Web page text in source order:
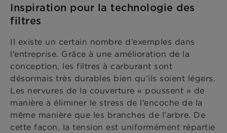
Inspiration pour la technologie des
filtres
Il existe un certain nombre d’exemples dans
l’entreprise. Grâce à une amélioration de la
conception, les filtres à carburant sont
désormais très durables bien qu’ils soient légers.
Les nervures de la couverture « poussent » de
manière à éliminer le stress de l’encoche de la
même manière que les branches de l’arbre. De
cette façon, la tension est uniformément répartie